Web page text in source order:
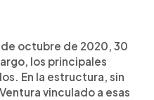
octubre de 2020, 30
los principales
En la estructura, sin
vinculado a esas